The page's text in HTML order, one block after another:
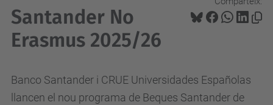
Santander No
Erasmus 2025/26
Banco Santander i CRUE Universidades Españolas
llancen el nou programa de Beques Santander de